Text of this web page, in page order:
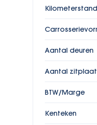
Kilometerstand
Aantal deuren
Aantal
BTW/Marge
Kenteken
Aantal cilinders
Cilinderinhoud
Topsnelheid
Gewicht
Wielbasis